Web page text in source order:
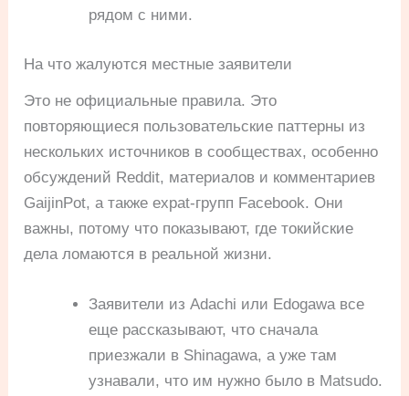
рядом с ними.
На что жалуются местные заявители
Это не официальные правила. Это
повторяющиеся пользовательские паттерны из
нескольких источников в сообществах, особенно
обсуждений Reddit, материалов и комментариев
GaijinPot, а также expat-групп Facebook. Они
важны, потому что показывают, где токийские
дела ломаются в реальной жизни.
Заявители из Adachi или Edogawa все
еще рассказывают, что сначала
приезжали в Shinagawa, а уже там
узнавали, что им нужно было в Matsudo.